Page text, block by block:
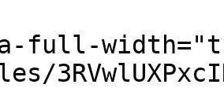
full-